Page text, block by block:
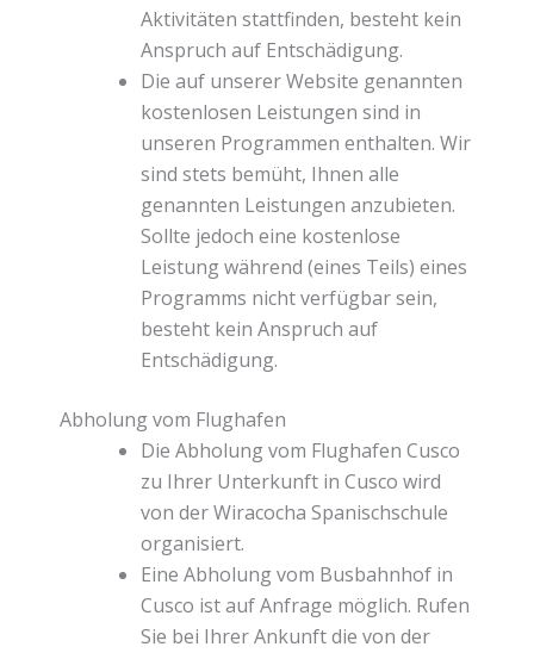
Aktivitäten stattfinden, besteht kein
Anspruch auf Entschädigung.
Die auf unserer Website genannten
kostenlosen Leistungen sind in
unseren Programmen enthalten. Wir
sind stets bemüht, Ihnen alle
genannten Leistungen anzubieten.
Sollte jedoch eine kostenlose
Leistung während (eines Teils) eines
Programms nicht verfügbar sein,
besteht kein Anspruch auf
Entschädigung.
Abholung vom Flughafen
Die Abholung vom Flughafen Cusco
zu Ihrer Unterkunft in Cusco wird
von der Wiracocha Spanischschule
organisiert.
Eine Abholung vom Busbahnhof in
Cusco ist auf Anfrage möglich. Rufen
Sie bei Ihrer Ankunft die von der